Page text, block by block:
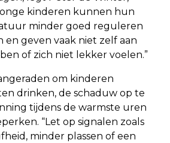
kinderen kunnen hun
minder goed reguleren
en geven vaak niet zelf aan
of zich niet lekker voelen.”
om kinderen
drinken, de schaduw op te
tijdens de warmste uren
“Let op signalen zoals
minder plassen of een